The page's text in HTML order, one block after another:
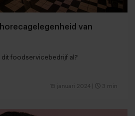
van
foodservicebedrijf al?
15 januari 2024 3 min